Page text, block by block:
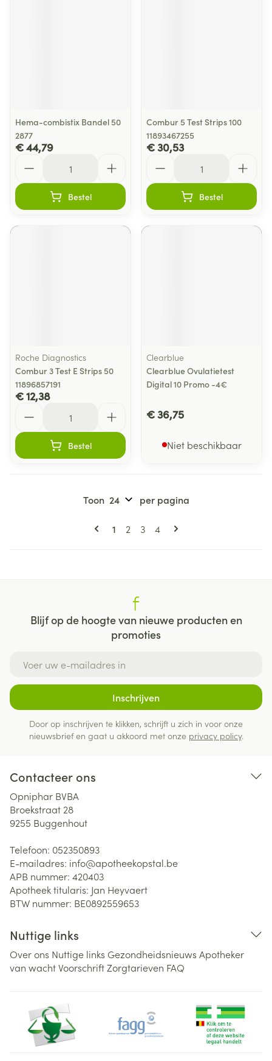
Hema-combistix Bandel 50
2877
€ 44,79
Bestel
Combur 5 Test Strips 100
11893467255
€ 30,53
Bestel
Roche Diagnostics
Combur 3 Test E Strips 50
11896857191
€ 12,38
Bestel
Clearblue
Clearblue Ovulatietest
Digital 10 Promo -4€
€ 36,75
Niet beschikbaar
Pagina's
U lees momenteel pagina
1 Pagina
2 Pagina
3 Pagina
4
Toon per pagina
Blijf op de hoogte van nieuwe producten en
promoties
Inschrijven
Door op inschrijven te klikken, schrijft u zich in voor onze
nieuwsbrief en gaat u akkoord met onze privacy policy.
Contacteer ons
Opniphar BVBA
Broekstraat 28
9255 Buggenhout
Telefoon: 052350893
E-mailadres: info@apotheekopstal.be
APB nummer: 420403
Apotheek titularis: Jan Heyvaert
BTW nummer: BE0892559653
Nuttige links
Over ons Nuttige links Gezondheidsnieuws Apotheker
van wachtVoorschriftZorgtarieven FAQ